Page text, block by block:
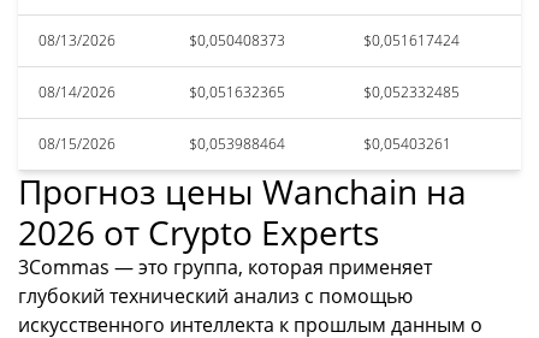
08/13/2026 $0,050408373 $0,051617424
08/14/2026 $0,051632365 $0,052332485
08/15/2026 $0,053988464 $0,05403261
Прогноз цены Wanchain на
2026 от Crypto Experts
3Commas — это группа, которая применяет
глубокий технический анализ с помощью
искусственного интеллекта к прошлым данным о